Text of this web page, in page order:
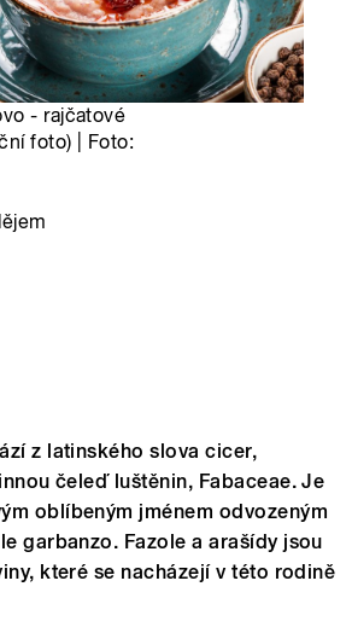
- rajčatové
foto) | Foto:
z latinského slova cicer,
čeleď luštěnin, Fabaceae. Je
oblíbeným jménem odvozeným
garbanzo. Fazole a arašídy jsou
které se nacházejí v této rodině